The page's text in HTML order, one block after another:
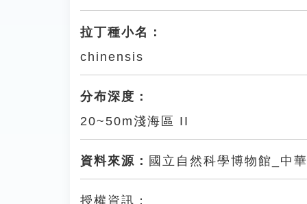
拉丁種小名：
chinensis
分布深度：
20~50m淺海區 II
資料來源： 國立自然科學博物館_中
授權資訊：